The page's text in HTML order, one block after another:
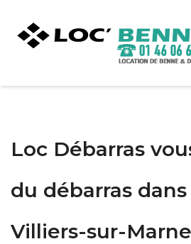
Loc Débarras
du débarras
Villiers-sur-